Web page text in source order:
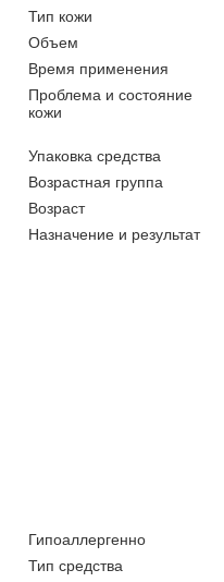
Тип кожи
Объем
Время применения
Проблема и состояние
кожи
Упаковка средства
Возрастная группа
Возраст
Назначение и результат
Гипоаллергенно
Тип средства